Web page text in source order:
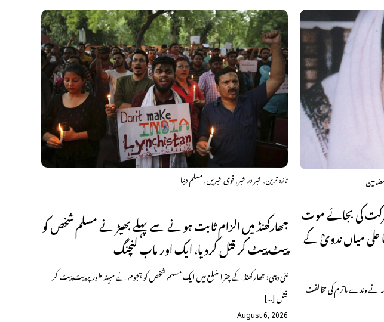
تازہ ترین,خبر در خبر,قومی خبریں,مسلم دنیا
جھارکھنڈ میں الزام ثابت ہونے سے پہلے بھیڑ نے مسلم شخص کو
پیٹ پیٹ کر قتل کردیا، ایک اور ماب لنچنگ
نئی دہلی: جھارکھنڈ کے چترا ضلع میں ایک مسلم شخص کو ہجوم نے مبینہ طور پر پیٹ پیٹ کر
قتل […]
August 6, 2026
کی بجائے موت
علی میاں ندویؒ کے
نے وندے ماترم کی مخالفت